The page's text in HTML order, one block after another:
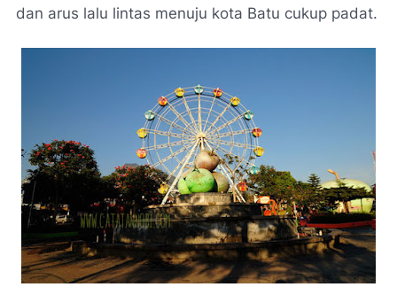
dan arus lalu lintas menuju kota Batu cukup padat.